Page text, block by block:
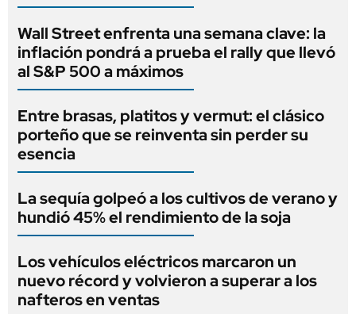
Wall Street enfrenta una semana clave: la
inflación pondrá a prueba el rally que llevó
al S&P 500 a máximos
Entre brasas, platitos y vermut: el clásico
porteño que se reinventa sin perder su
esencia
La sequía golpeó a los cultivos de verano y
hundió 45% el rendimiento de la soja
Los vehículos eléctricos marcaron un
nuevo récord y volvieron a superar a los
nafteros en ventas